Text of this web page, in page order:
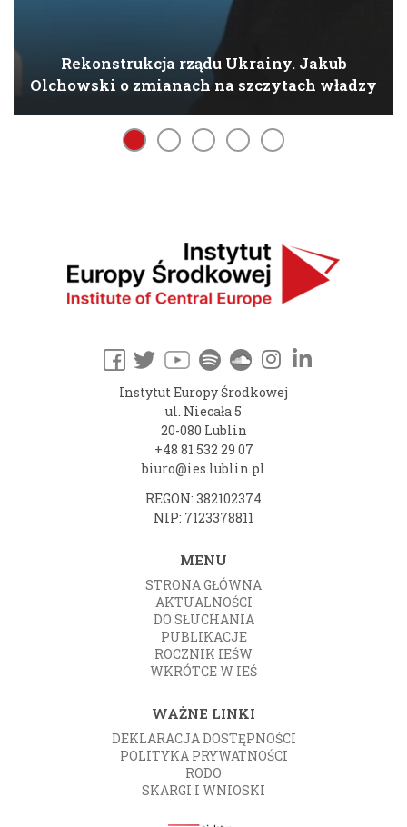
Rekonstrukcja rządu Ukrainy. Jakub
Olchowski o zmianach na szczytach władzy
Instytut Europy Środkowej
ul. Niecała 5
20-080 Lublin
+48 81 532 29 07
biuro@ies.lublin.pl
REGON: 382102374
NIP: 7123378811
MENU
STRONA GŁÓWNA
AKTUALNOŚCI
DO SŁUCHANIA
PUBLIKACJE
ROCZNIK IEŚW
WKRÓTCE W IEŚ
WAŻNE LINKI
DEKLARACJA DOSTĘPNOŚCI
POLITYKA PRYWATNOŚCI
RODO
SKARGI I WNIOSKI